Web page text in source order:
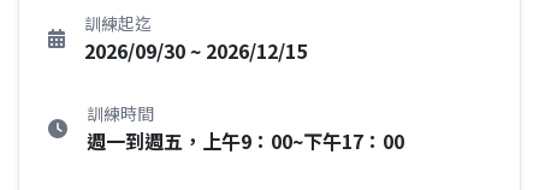
訓練起迄
2026/09/30 ~ 2026/12/15
訓練時間
週一到週五，上午9：00~下午17：00